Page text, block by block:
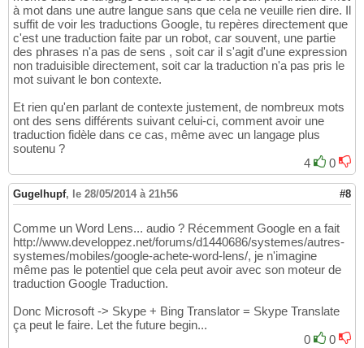
à mot dans une autre langue sans que cela ne veuille rien dire. Il
suffit de voir les traductions Google, tu repères directement que
c'est une traduction faite par un robot, car souvent, une partie
des phrases n'a pas de sens , soit car il s'agit d'une expression
non traduisible directement, soit car la traduction n'a pas pris le
mot suivant le bon contexte.
Et rien qu'en parlant de contexte justement, de nombreux mots
ont des sens différents suivant celui-ci, comment avoir une
traduction fidèle dans ce cas, même avec un langage plus
soutenu ?
4
0
Gugelhupf, le 28/05/2014 à 21h56 #8
Comme un Word Lens... audio ? Récemment Google en a fait
http://www.developpez.net/forums/d1440686/systemes/autres-
systemes/mobiles/google-achete-word-lens/, je n'imagine
même pas le potentiel que cela peut avoir avec son moteur de
traduction Google Traduction.
Donc Microsoft -> Skype + Bing Translator = Skype Translate
ça peut le faire. Let the future begin...
0
0